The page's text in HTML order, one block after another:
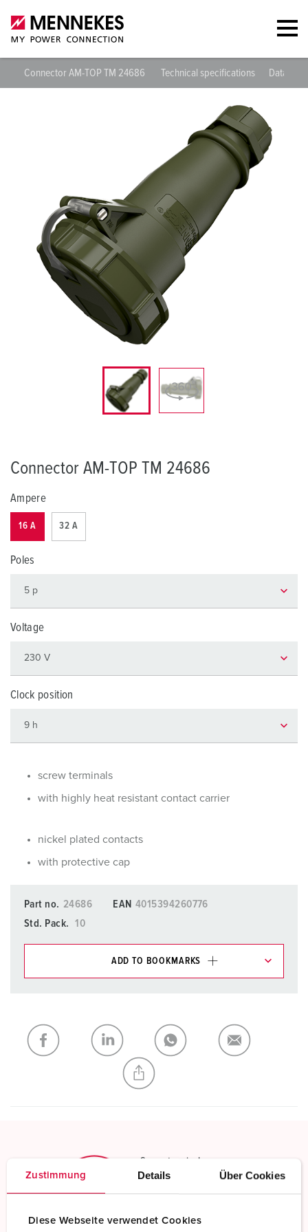
Zustimmung Details Über Cookies
Diese Webseite verwendet Cookies
Connector AM-TOP TM 24686 Technical specifications
Connector AM-TOP TM 24686
Ampere
16 A 32 A
Poles
Voltage
Clock position
screw terminals
with highly heat resistant contact carrier
nickel plated contacts
with protective cap
Part no. 24686 EAN 4015394260776
Std. Pack.
10
ADD TO BOOKMARKS
My list ADD
CREATE A NEW LIST
Screw terminals
Standard screw terminals